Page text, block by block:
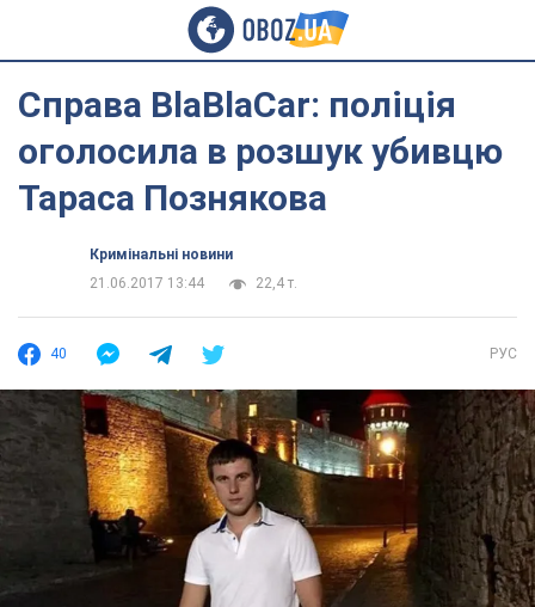
Справа BlaBlaCar: поліція
оголосила в розшук убивцю
Тараса Познякова
Кримінальні новини
21.06.2017 13:44
22,4 т.
40 РУС